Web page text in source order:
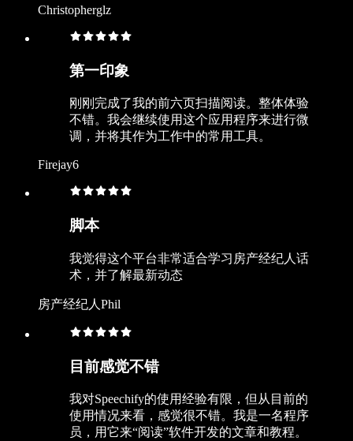
Christopherglz
第一印象
刚刚完成了我的前六页扫描阅读。整体体验
不错。我会继续使用这个应用程序来进行微
调，并将其作为工作中的常用工具。
Firejay6
脚本
我觉得这个平台非常适合学习房产经纪人话
术，并了解最新动态
房产经纪人Phil
目前感觉不错
我对Speechify的使用经验有限，但从目前的
使用情况来看，感觉很不错。我是一名程序
员，用它来“阅读”软件开发的文章和教程。